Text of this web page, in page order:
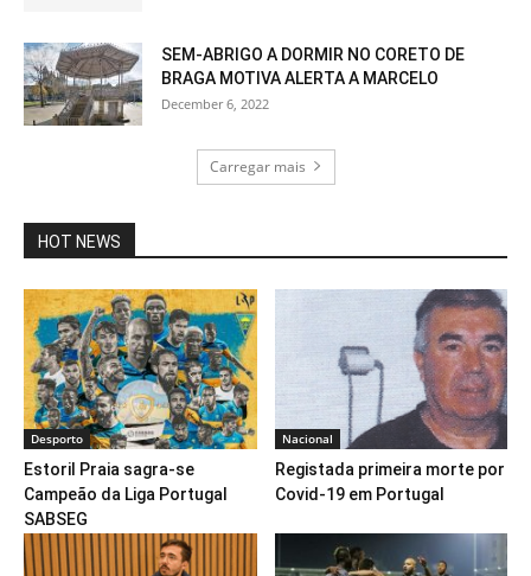
SEM-ABRIGO A DORMIR NO CORETO DE
BRAGA MOTIVA ALERTA A MARCELO
December 6, 2022
Carregar mais
HOT NEWS
Desporto
Estoril Praia sagra-se
Campeão da Liga Portugal
SABSEG
Nacional
Registada primeira morte por
Covid-19 em Portugal